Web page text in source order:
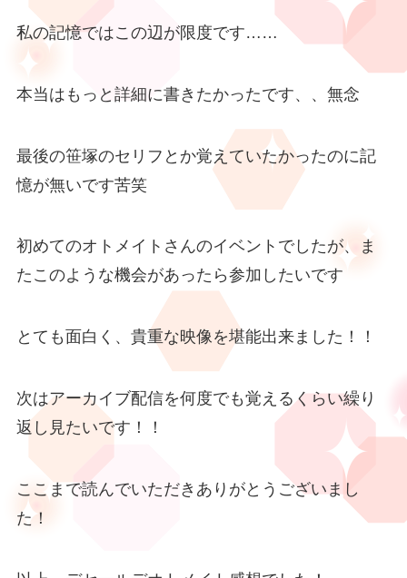
私の記憶ではこの辺が限度です……
本当はもっと詳細に書きたかったです、、無念
最後の笹塚のセリフとか覚えていたかったのに記
憶が無いです苦笑
初めてのオトメイトさんのイベントでしたが、ま
たこのような機会があったら参加したいです
とても面白く、貴重な映像を堪能出来ました！！
次はアーカイブ配信を何度でも覚えるくらい繰り
返し見たいです！！
ここまで読んでいただきありがとうございまし
た！